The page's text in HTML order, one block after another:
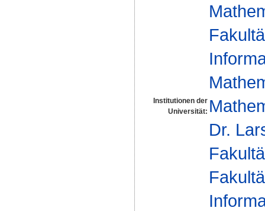
Institutionen der
Universität:
Dr.